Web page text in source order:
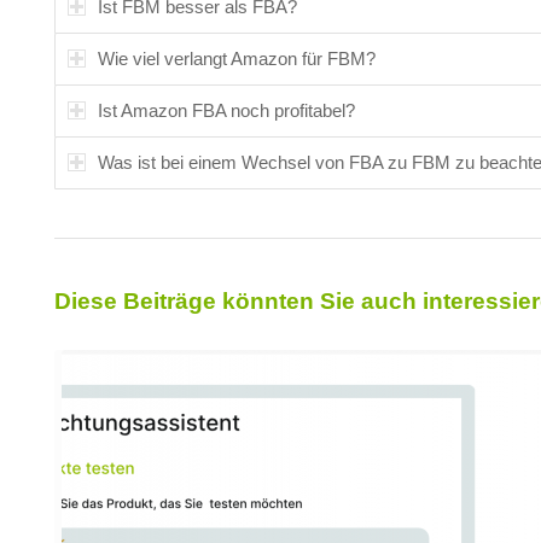
Ist FBM besser als FBA?
Wie viel verlangt Amazon für FBM?
Ist Amazon FBA noch profitabel?
Was ist bei einem Wechsel von FBA zu FBM zu
Diese Beiträge könnten Sie auch